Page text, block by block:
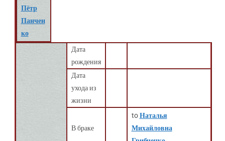
Пётр
Панчен
ко
Дата
рождения
Дата
ухода из
жизни
В браке
toНаталья
Михайловна